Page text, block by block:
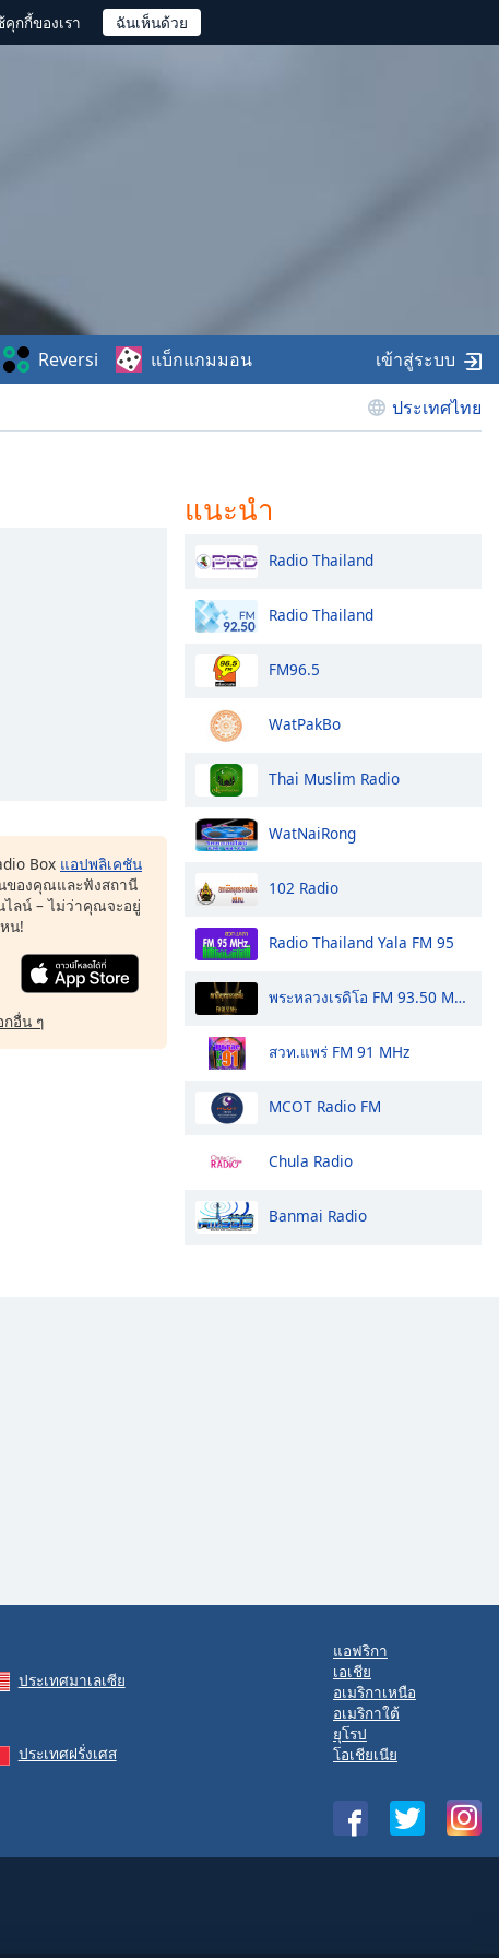
กกี้ของเรา
ประเทศไทย
Reversi แบ็กแกมมอน เข้าสู่ระบบ
Box แอปพลิเคชัน
ของคุณและฟังสถานี
ลน์ – ไม่ว่าคุณจะอยู่
น!
กอื่น ๆ
แนะนำ
Radio Thailand
Radio Thailand
FM96.5
WatPakBo
Thai Muslim Radio
WatNaiRong
102 Radio
Radio Thailand Yala FM 95
พระหลวงเรดิโอ FM 93.50 MHz
สวท.แพร่ FM 91 MHz
MCOT Radio FM
Chula Radio
Banmai Radio
ประเทศมาเลเซีย
ประเทศฝรั่งเศส
แอฟริกา
เอเชีย
อเมริกาเหนือ
อเมริกาใต้
ยุโรป
โอเชียเนีย